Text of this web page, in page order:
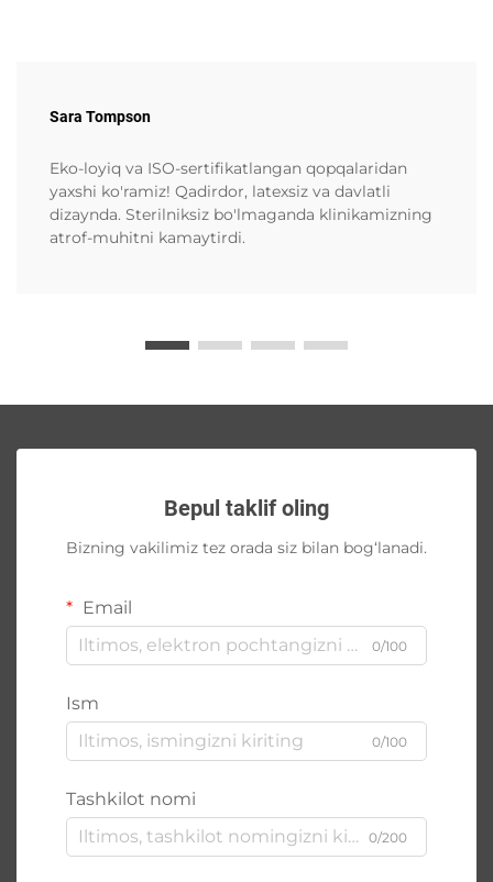
Sara Tompson
Eko-loyiq va ISO-sertifikatlangan qopqalaridan
yaxshi ko'ramiz! Qadirdor, latexsiz va davlatli
dizaynda. Sterilniksiz bo'lmaganda klinikamizning
atrof-muhitni kamaytirdi.
Bepul taklif oling
Bizning vakilimiz tez orada siz bilan bog‘lanadi.
Email
0/100
Ism
0/100
Tashkilot nomi
0/200